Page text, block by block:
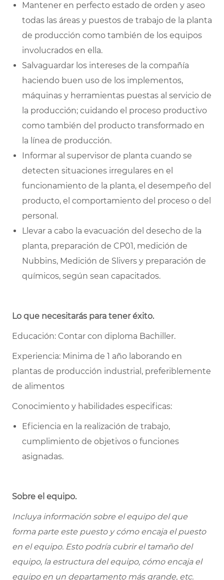
Mantener en perfecto estado de orden y aseo
todas las áreas y puestos de trabajo de la planta
de producción como también de los equipos
involucrados en ella.
Salvaguardar los intereses de la compañía
haciendo buen uso de los implementos,
máquinas y herramientas puestas al servicio de
la producción; cuidando el proceso productivo
como también del producto transformado en
la línea de producción.
Informar al supervisor de planta cuando se
detecten situaciones irregulares en el
funcionamiento de la planta, el desempeño del
producto, el comportamiento del proceso o del
personal.
Llevar a cabo la evacuación del desecho de la
planta, preparación de CP01, medición de
Nubbins, Medición de Slivers y preparación de
químicos, según sean capacitados.
Lo que necesitarás para tener éxito.
Educación: Contar con diploma Bachiller.
Experiencia: Minima de 1 año laborando en
plantas de producción industrial, preferiblemente
de alimentos
Conocimiento y habilidades especificas:
Eficiencia en la realización de trabajo,
cumplimiento de objetivos o funciones
asignadas.
Sobre el equipo.
Incluya información sobre el equipo del que
forma parte este puesto y cómo encaja el puesto
en el equipo. Esto podría cubrir el tamaño del
equipo, la estructura del equipo, cómo encaja el
equipo en un departamento más grande, etc.